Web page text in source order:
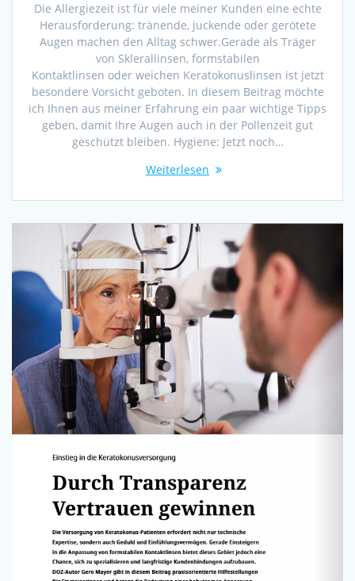
Die Allergiezeit ist für viele meiner Kunden eine echte
Herausforderung: tränende, juckende oder gerötete
Augen machen den Alltag schwer.Gerade als Träger
von Sklerallinsen, formstabilen
Kontaktlinsen oder weichen Keratokonuslinsen ist jetzt
besondere Vorsicht geboten. In diesem Beitrag möchte
ich Ihnen aus meiner Erfahrung ein paar wichtige Tipps
geben, damit Ihre Augen auch in der Pollenzeit gut
geschützt bleiben. Hygiene: Jetzt noch…
Weiterlesen